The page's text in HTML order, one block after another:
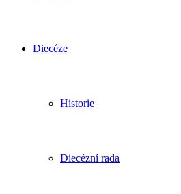
Diecéze
Historie
Diecézní rada